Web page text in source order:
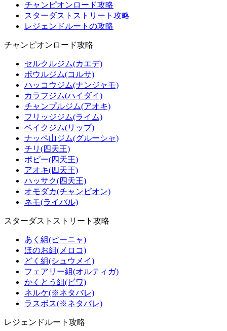
チャンピオンロード攻略
スターダストストリート攻略
レジェンドルートの攻略
チャンピオンロード攻略
セルクルジム(カエデ)
ボウルジム(コルサ)
ハッコウジム(ナンジャモ)
カラフジム(ハイダイ)
チャンプルジム(アオキ)
フリッジジム(ライム)
ベイクジム(リップ)
ナッペ山ジム(グルーシャ)
チリ(四天王)
ポピー(四天王)
アオキ(四天王)
ハッサク(四天王)
オモダカ(チャンピオン)
ネモ(ライバル)
スターダストストリート攻略
あく組(ピーニャ)
ほのお組(メロコ)
どく組(シュウメイ)
フェアリー組(オルティガ)
かくとう組(ビワ)
ネルケ(※ネタバレ)
ラスボス(※ネタバレ)
レジェンドルート攻略